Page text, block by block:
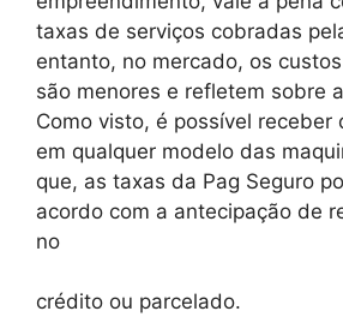
taxas de serviços cobradas
entanto, no mercado, os
são menores e refletem sobre
Como visto, é possível receber
em qualquer modelo das
que, as taxas da Pag Seguro
acordo com a antecipação de
no
crédito ou parcelado.